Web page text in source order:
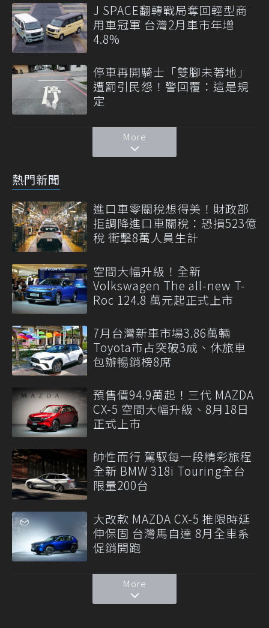
J SPACE翻轉戰局奪回輕型商
用車冠軍 台灣2月車市年增
4.8%
停車再開騎士「雙腳未著地」
遭罰引民怨！警回覆：這是規
定
More
熱門新聞
進口車零關稅想得美！財政部
拒調降進口車關稅：恐損523億
稅 衝擊8萬人員生計
空間大幅升級！全新
Volkswagen The all-new T-
Roc 124.8 萬元起正式上市
7月台灣新車市場3.86萬輛
Toyota市占突破3成、休旅車
包辦暢銷榜8席
預售價94.9萬起！三代 MAZDA
CX-5 空間大幅升級、8月18日
正式上市
帥性而行 駕馭每一段精彩旅程
全新 BMW 318i Touring全台
限量200台
大改款 MAZDA CX-5 推限時延
伸保固 台灣馬自達 8月全車系
促銷開跑
More